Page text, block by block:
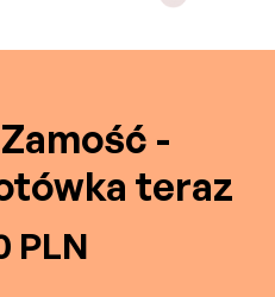
-
teraz
PLN